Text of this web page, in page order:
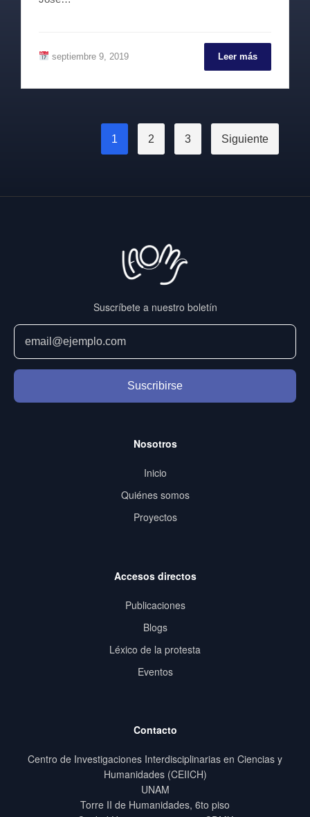
septiembre 9, 2019 Leer más
Paginación
1 2 3 Siguiente
Suscríbete a nuestro boletín
Suscribirse
Nosotros
Inicio
Quiénes somos
Proyectos
Accesos directos
Publicaciones
Blogs
Léxico de la protesta
Eventos
Contacto
Centro de Investigaciones Interdisciplinarias en Ciencias y
Humanidades (CEIICH)
UNAM
Torre II de Humanidades, 6to piso